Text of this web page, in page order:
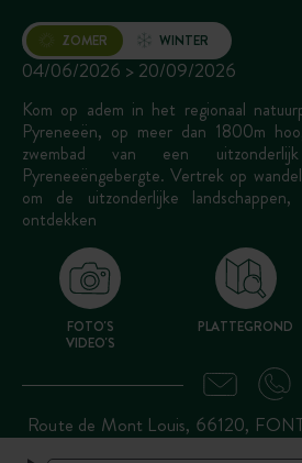
Opening
04/06/2026 > 20/09/2026
WINTER
ZOMER
Kom op adem in het regionaal
Pyreneeën, op meer dan 1800m
zwembad van een
Pyreneeëngebergte. Vertrek op
om de uitzonderlijke
ontdekken
FOTO'S
VIDEO'S
PLATTEGROND
Route de Mont Louis, 66120,